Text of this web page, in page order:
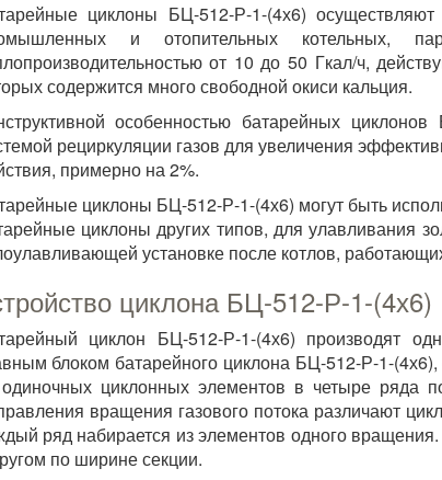
циклоны БЦ-512-Р-1-(4х6)
и отопительных котельных,
от 10 до 50 Гкал/ч,
содержится много свободной окиси кальция.
особенностью батарейных
рециркуляции газов для увеличения
примерно на 2%.
циклоны БЦ-512-Р-1-(4х6) могут быть
циклоны других типов, для улавливания
установке после котлов,
циклона БЦ-512-Р-1-(4х6)
циклон БЦ-512-Р-1-(4х6) производят
блоком батарейного циклона БЦ-512-Р-1-
циклонных элементов в четыре ряда
вращения газового потока различают
ряд набирается из элементов одного
по ширине секции.